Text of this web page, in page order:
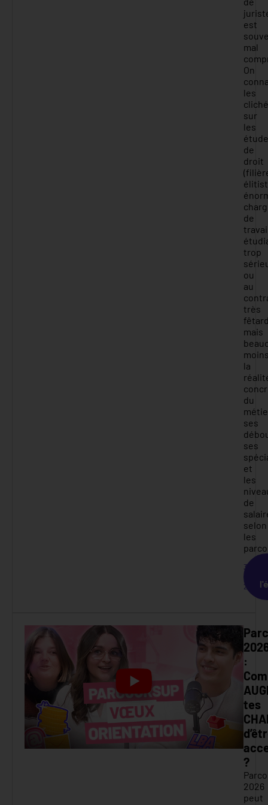
est
mal
On
les
sur
les
de
droit
de
trop
ou
au
très
mais
la
du
ses
ses
et
les
de
selon
les
31
2026
:
tes
?
2026
peut